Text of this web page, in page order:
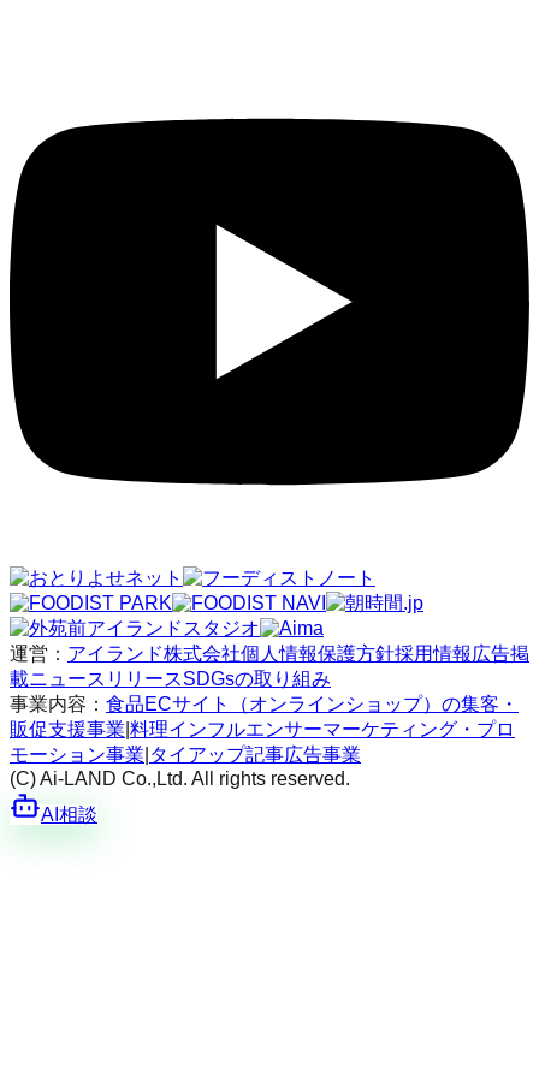
運営： アイランド株式会社個人情報保護方針採用情報広告掲
載ニュースリリースSDGsの取り組み
事業内容： 食品ECサイト（オンラインショップ）の集客・
販促支援事業 料理インフルエンサーマーケティング・プロ
モーション事業 タイアップ記事広告事業
(C) Ai-LAND Co.,Ltd. All rights reserved.
AI相談